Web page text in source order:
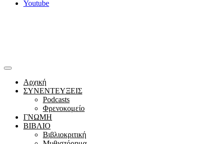
Youtube
Αρχική
ΣΥΝΕΝΤΕΥΞΕΙΣ
Podcasts
Φρενοκομείο
ΓΝΩΜΗ
ΒΙΒΛΙΟ
Βιβλιοκριτική